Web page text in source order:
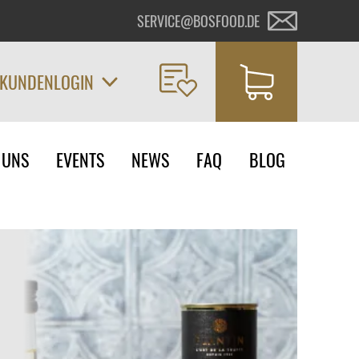
SERVICE@BOSFOOD.DE
KUNDENLOGIN
EVENTS NEWS FAQ BLOG